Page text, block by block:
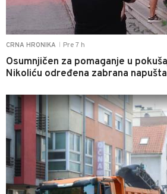
CRNA HRONIKA Pre 7 h
Osumnjičen za pomaganje u
Nikoliću određena zabrana